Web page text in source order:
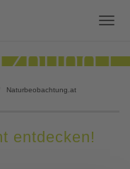
Naturbeobachtung.at
entdecken!